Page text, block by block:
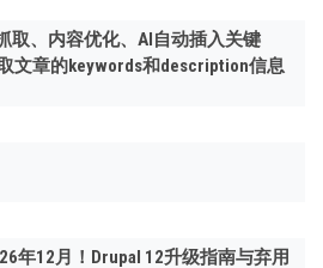
取、内容优化、AI自动插入关键
文章的keywords和description信息
年12月！Drupal 12升级指南与弃用